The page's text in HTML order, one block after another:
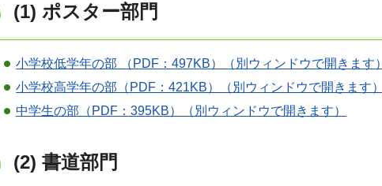
(1) ポスター部門
小学校低学年の部 （PDF：497KB）（別ウィンドウで開きます）
小学校高学年の部（PDF：421KB）（別ウィンドウで開きます）
中学生の部（PDF：395KB）（別ウィンドウで開きます）
(2) 書道部門